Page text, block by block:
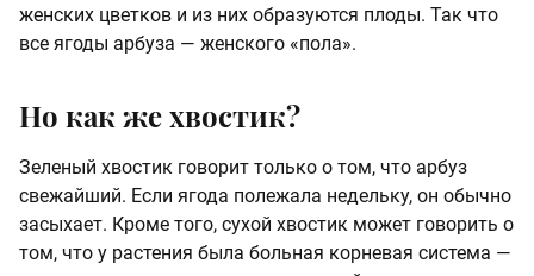
женских цветков и из них образуются плоды. Так что
все ягоды арбуза — женского «пола».
Но как же хвостик?
Зеленый хвостик говорит только о том, что арбуз
свежайший. Если ягода полежала недельку, он обычно
засыхает. Кроме того, сухой хвостик может говорить о
том, что у растения была больная корневая система —